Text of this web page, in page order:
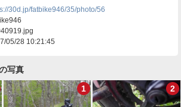
30d.jp/fatbike946/35/photo/56
05/28 10:21:45
写真
1 2